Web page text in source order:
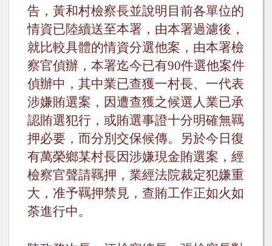
告，黃和村檢察長並說明目前各單位的
情資已陸續送至本署，由本署過濾後，
就比較具體的情資分選他案，由本署檢
察官偵辦，本署迄今已有90件選他案件
偵辦中，其中業已查獲一村長、一代表
涉嫌賄選案，因遭查獲之候選人業已承
認賄選犯行，或賄選事證十分明確無羈
押必要，而分別交保候傳。另於今日復
有萬榮鄉某村長因涉嫌現金賄選案，經
檢察官聲請羈押，業經法院裁定犯嫌重
大，准予羈押禁見，查賄工作正如火如
荼進行中。